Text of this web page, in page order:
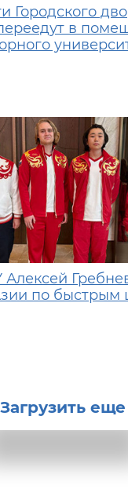
Городского
в
Алексей
по быстрым
Загрузить еще